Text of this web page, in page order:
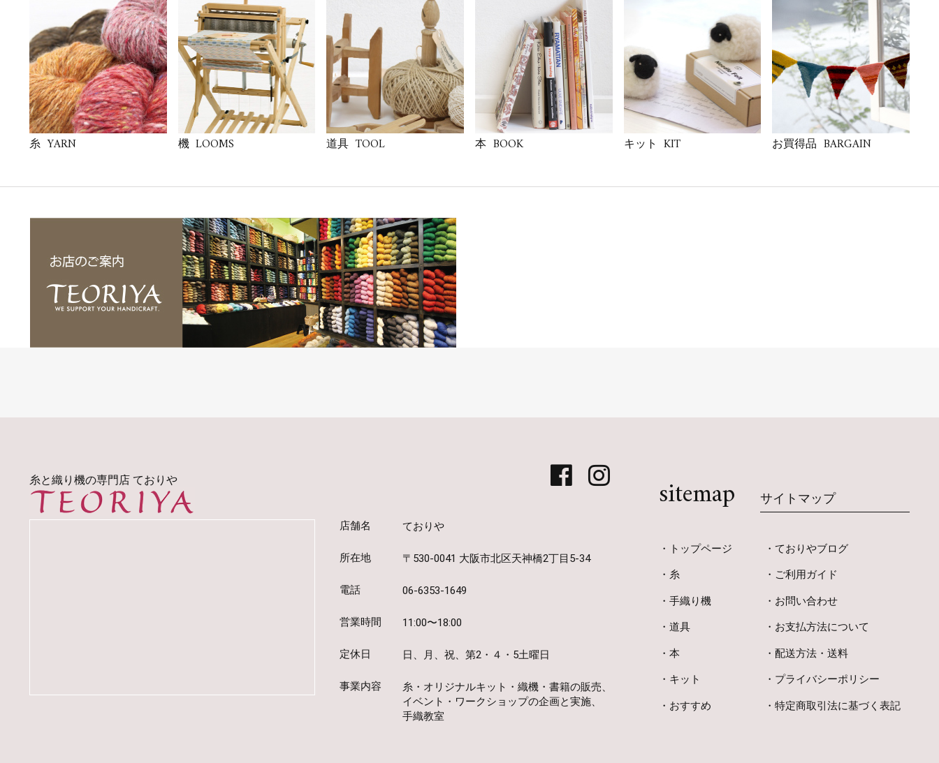
糸 YARN 機 LOOMS 道具 TOOL 本 BOOK キット KIT お買得品 BARGAIN
糸と織り機の専門店 ておりや
店舗名 ておりや
所在地 〒530-0041 大阪市北区天神橋2丁目5-34
電話 06-6353-1649
営業時間 11:00〜18:00
定休日 日、月、祝、第2・４・5土曜日
事業内容
糸・オリジナルキット・織機・書籍の販売、
イベント・ワークショップの企画と実施、
手織教室
sitemap サイトマップ
トップページ
糸
手織り機
道具
本
キット
おすすめ
ておりやブログ
ご利用ガイド
お問い合わせ
お支払方法について
配送方法・送料
プライバシーポリシー
特定商取引法に基づく表記